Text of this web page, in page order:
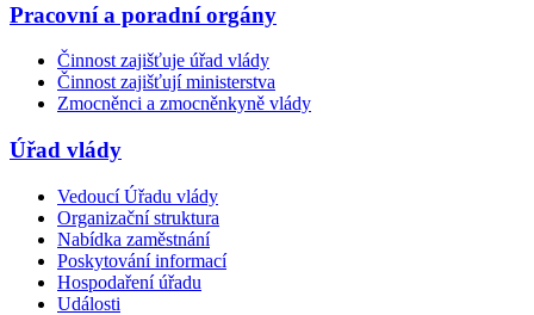
Pracovní a poradní orgány
Činnost zajišťuje úřad vlády
Činnost zajišťují ministerstva
Zmocněnci a zmocněnkyně vlády
Úřad vlády
Vedoucí Úřadu vlády
Organizační struktura
Nabídka zaměstnání
Poskytování informací
Hospodaření úřadu
Události